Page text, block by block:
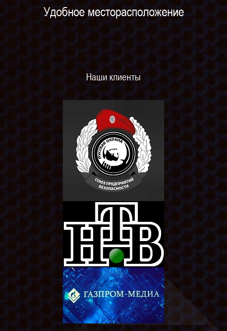
Удобное месторасположение
Наши клиенты